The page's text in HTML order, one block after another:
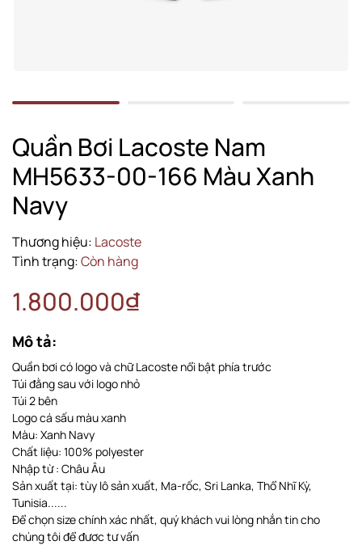
Quần Bơi Lacoste Nam
MH5633-00-166 Màu Xanh
Navy
Thương hiệu: Lacoste
Tình trạng:Còn hàng
1.800.000₫
Mô tả:
Quần bơi có logo và chữ Lacoste nổi bật phía trước
Túi đằng sau với logo nhỏ
Túi 2 bên
Logo cá sấu màu xanh
Màu: Xanh Navy
Chất liệu: 100% polyester
Nhập từ : Châu Âu
Sản xuất tại: tùy lô sản xuất, Ma-rốc, Sri Lanka, Thổ Nhĩ Kỳ,
Tunisia......
Để chọn size chính xác nhất, quý khách vui lòng nhắn tin cho
chúng tôi để đươc tư vấn